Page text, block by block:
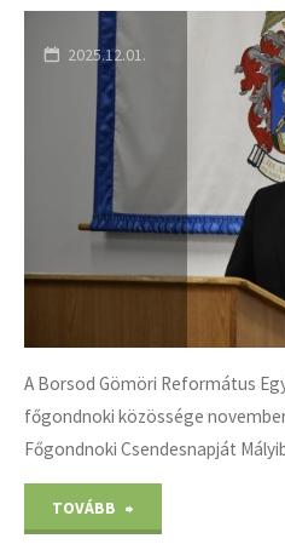
március
24."
2025.12.01.
A Borsod Gömöri Református
főgondnoki közössége
Főgondnoki Csendesnapját
TOVÁBB